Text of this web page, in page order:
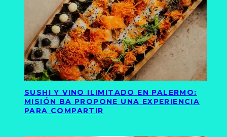
SUSHI Y VINO ILIMITADO EN PALERMO:
MISIÓN BA PROPONE UNA EXPERIENCIA
PARA COMPARTIR